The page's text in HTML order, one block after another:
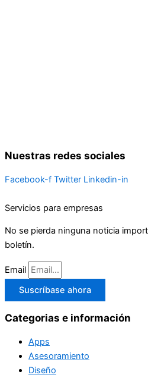
Nuestras redes sociales
Facebook-f Twitter Linkedin-in
Servicios para empresas
No se pierda ninguna noticia
boletín.
Email
Suscríbase ahora
Categorias e información
Apps
Asesoramiento
Diseño